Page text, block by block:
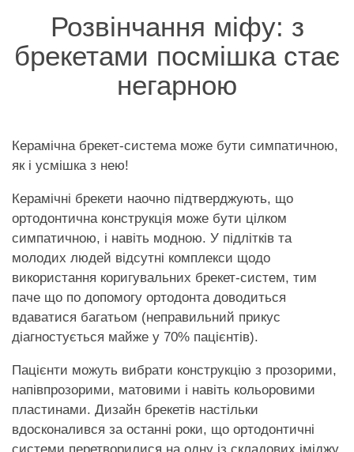
Розвінчання міфу: з
брекетами посмішка стає
негарною
Керамічна брекет-система може бути симпатичною,
як і усмішка з нею!
Керамічні брекети наочно підтверджують, що
ортодонтична конструкція може бути цілком
симпатичною, і навіть модною. У підлітків та
молодих людей відсутні комплекси щодо
використання коригувальних брекет-систем, тим
паче що по допомогу ортодонта доводиться
вдаватися багатьом (неправильний прикус
діагностується майже у 70% пацієнтів).
Пацієнти можуть вибрати конструкцію з прозорими,
напівпрозорими, матовими і навіть кольоровими
пластинами. Дизайн брекетів настільки
вдосконалився за останні роки, що ортодонтичні
системи перетворилися на одну із складових іміджу,